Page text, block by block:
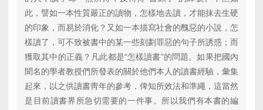
此，譬如一本性質嚴正的讀物，怎樣地去讀，才能抹去生硬
的印象，而易於消化？又如一本描寫社會的醜惡的小說，怎
樣讀了，可不致被書中的某一些刻劃罪惡的句子所誘惑；而
獲取其中的正義？凡此都是“怎樣讀書”的問題。如果把國內
聞名的學者教授們所發表的關於他們本人的讀書經驗，彙集
起來，以之供讀書靑年的參考，俾知所效法和準繩，這當然
是目前讀書界所急切需要的一件事。所以我們有本書的編